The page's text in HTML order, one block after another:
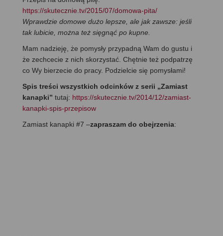
https://skutecznie.tv/2015/07/domowa-pita/
Wprawdzie domowe dużo lepsze, ale jak zawsze: jeśli
tak lubicie, można też sięgnąć po kupne.
Mam nadzieję, że pomysły przypadną Wam do gustu i
że zechcecie z nich skorzystać. Chętnie też podpatrzę
co Wy bierzecie do pracy. Podzielcie się pomysłami!
Spis treści wszystkich odcinków z serii „Zamiast
kanapki” tutaj: https://skutecznie.tv/2014/12/zamiast-
kanapki-spis-przepisow
Zamiast kanapki #7 –zapraszam do obejrzenia: